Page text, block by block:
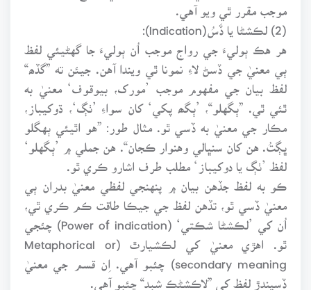
موجب مقرر ٿي ويو آهي.
(2) لڪشڻا يا ڏَسُ(Indication):
هر هڪ ٻوليءَ جي رواج موجب اُن ٻوليءَ جا گهڻيئي لفظ
ٻي معنيٰ جي ڏسڻ لاءِ نمونا ٿي ويندا آهن. جيئن ته ”گڏھ“
لفظ بيان جي مفهوم موجب ’مورک، بيوقوف‘ معنيٰ به
ٿئي ٿي. ”ٻگهلو“، ’ٻگھ پکي‘ کان سواءِ ’ٺڳ‘، ڌوکيباز،
مڪار جي معنيٰ به ڏسي ٿو. مثال طور: ”هو اٿيئي ٻهگلو
ڀڳتُ. هن کان سنڀالي وهنوار ڪجان“. هن جملي ۾ ’ٻگهلو‘
لفظ ’ٺڳ يا دوکيباز‘ مطلب طرف اشارو ڪري ٿو.
ڪو به لفظ جڏهن بيان ۾ پنهنجي لفظي معنيٰ بدران ٻي
معنيٰ ڏسي ٿو، تڏهن لفظ جي جيڪا طاقت ڪم ڪري ٿي،
اُن کي ’لڪشڻا شڪتي‘ (Power of indication) چئجي
ٿو. اهڙي معنيٰ کي لڪشيارٿ (Metaphorical or
secondary meaning) چئبو آهي. اِن قسم جي معنيٰ
ڏسيندڙ لفظ کي ”لاڪشڻڪ شبد“ چئبو آهي.